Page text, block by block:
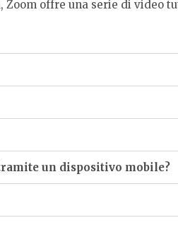
Zoom offre una serie di video
un dispositivo mobile?